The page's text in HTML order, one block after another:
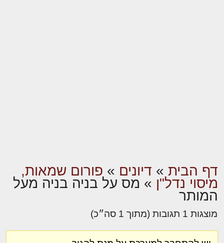
דף הבית » דיונים » פורום שמאות,
מיסוי נדל"ן » מס על בניה בניה מעל
המותר
מוצגות 1 תגובות (מתוך 1 סה״כ)